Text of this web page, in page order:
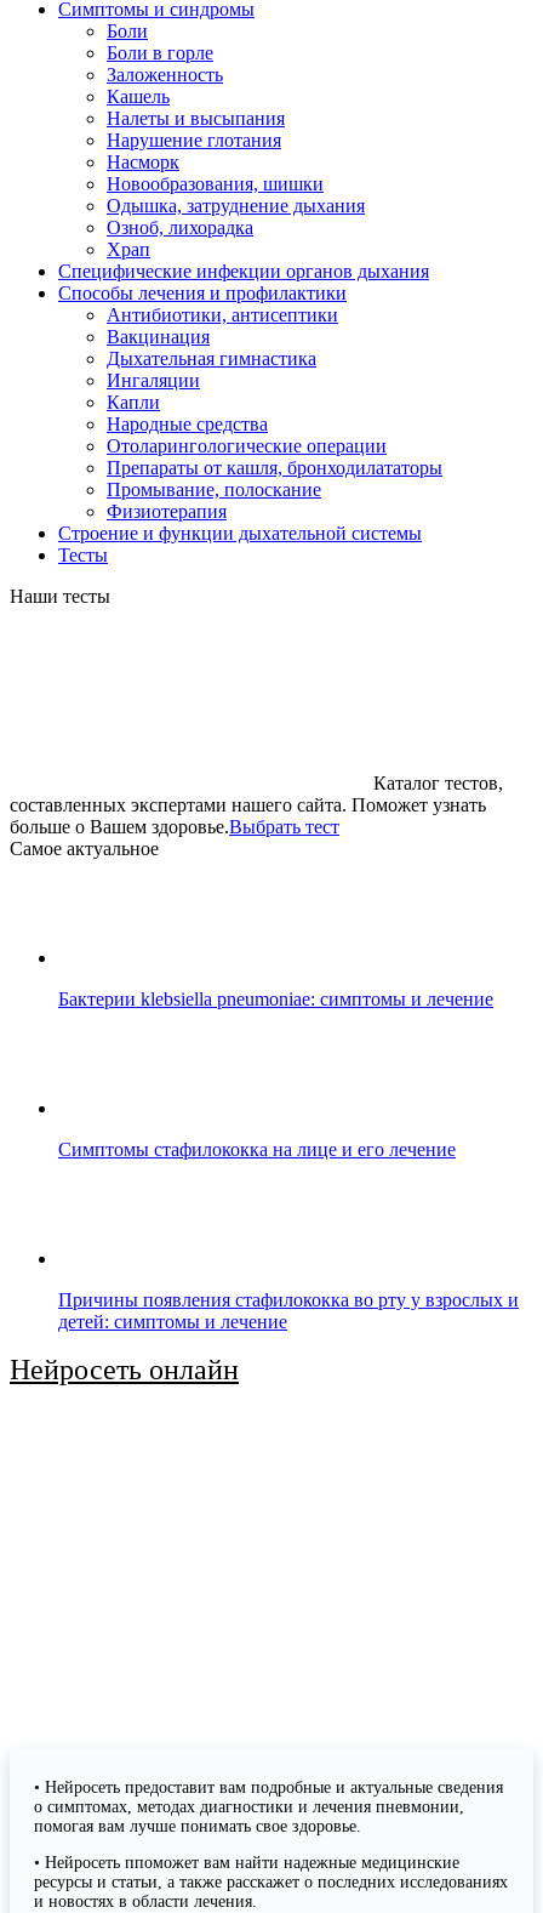
Симптомы и синдромы
Боли
Боли в горле
Заложенность
Кашель
Налеты и высыпания
Нарушение глотания
Насморк
Новообразования, шишки
Одышка, затруднение дыхания
Озноб, лихорадка
Храп
Специфические инфекции органов дыхания
Способы лечения и профилактики
Антибиотики, антисептики
Вакцинация
Дыхательная гимнастика
Ингаляции
Капли
Народные средства
Отоларингологические операции
Препараты от кашля, бронходилататоры
Промывание, полоскание
Физиотерапия
Строение и функции дыхательной системы
Тесты
Наши тесты
Каталог тестов,
составленных экспертами нашего сайта. Поможет узнать
больше о Вашем здоровье.Выбрать тест
Cамое актуальное
Бактерии klebsiella pneumoniae: симптомы и лечение
Симптомы стафилококка на лице и его лечение
Причины появления стафилококка во рту у взрослых и
детей: симптомы и лечение
Нейросеть онлайн
• Нейросеть предоставит вам подробные и актуальные сведения
о симптомах, методах диагностики и лечения пневмонии,
помогая вам лучше понимать свое здоровье.
• Нейросеть ппоможет вам найти надежные медицинские
ресурсы и статьи, а также расскажет о последних исследованиях
и новостях в области лечения.